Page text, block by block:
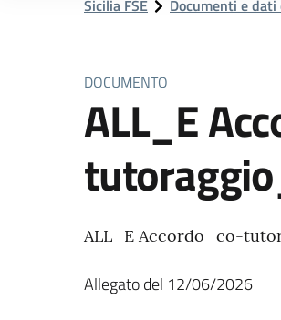
Sicilia FSE Documenti e
DOCUMENTO
ALL_E
ALL_E Accordo_co-
Allegatodel 12/06/2026